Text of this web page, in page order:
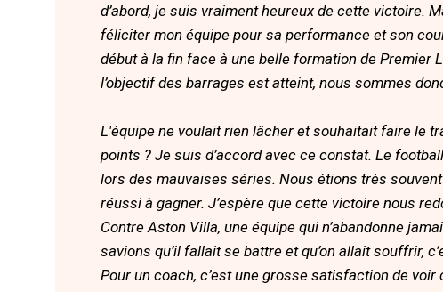
d’abord, je suis vraiment heureux de cette victoire.
féliciter mon équipe pour sa performance et son
début à la fin face à une belle formation de Premier
l’objectif des barrages est atteint, nous sommes
L'équipe ne voulait rien lâcher et souhaitait faire le
points ? Je suis d’accord avec ce constat. Le
lors des mauvaises séries. Nous étions très
réussi à gagner. J’espère que cette victoire nous
Contre Aston Villa, une équipe qui n’abandonne
savions qu’il fallait se battre et qu’on allait souffrir,
Pour un coach, c’est une grosse satisfaction de voir